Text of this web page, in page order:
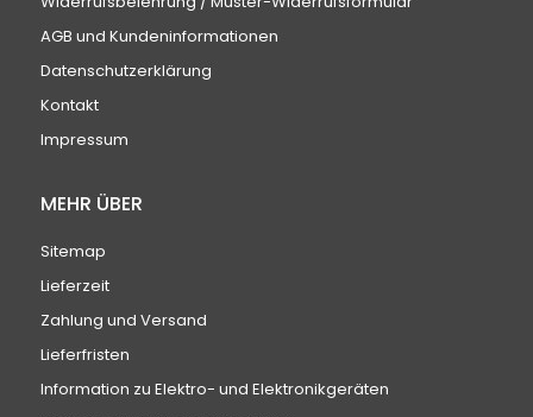
AGB und Kundeninformationen
Datenschutzerklärung
Kontakt
Impressum
MEHR ÜBER
Sitemap
Lieferzeit
Zahlung und Versand
Lieferfristen
Information zu Elektro- und Elektronikgeräten